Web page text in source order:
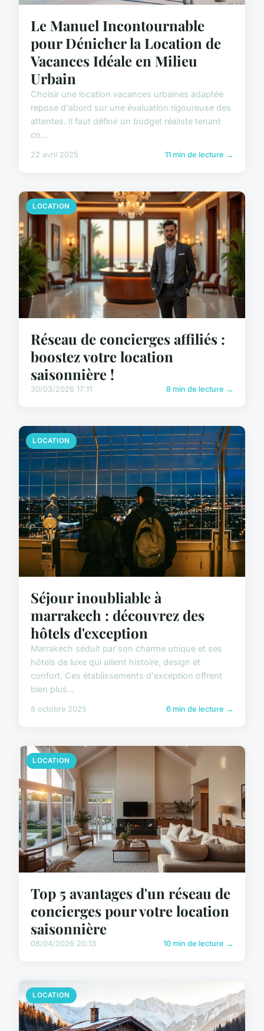
Le Manuel Incontournable
pour Dénicher la Location de
Vacances Idéale en Milieu
Urbain
Choisir une location vacances urbaines adaptée
repose d'abord sur une évaluation rigoureuse des
attentes. Il faut définir un budget réaliste tenant
co...
22 avril 2025 11 min de lecture →
LOCATION
Réseau de concierges affiliés :
boostez votre location
saisonnière !
30/03/2026 17:11 8 min de lecture →
LOCATION
Séjour inoubliable à
marrakech : découvrez des
hôtels d'exception
Marrakech séduit par son charme unique et ses
hôtels de luxe qui allient histoire, design et
confort. Ces établissements d'exception offrent
bien plus...
8 octobre 2025 6 min de lecture →
LOCATION
Top 5 avantages d'un réseau de
concierges pour votre location
saisonnière
08/04/2026 20:13 10 min de lecture →
LOCATION